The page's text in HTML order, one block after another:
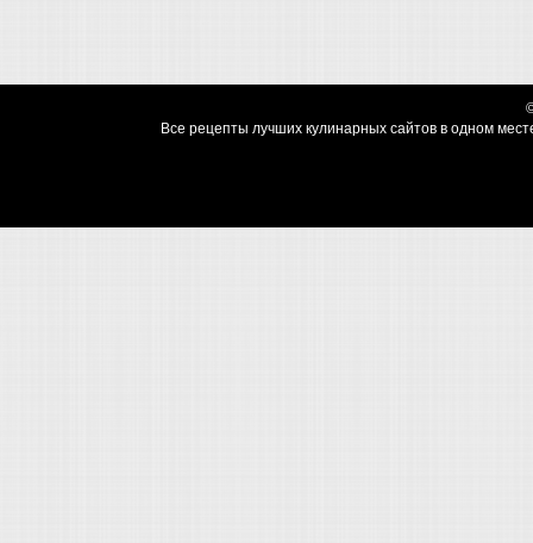
Все рецепты лучших кулинарных сайтов в одном